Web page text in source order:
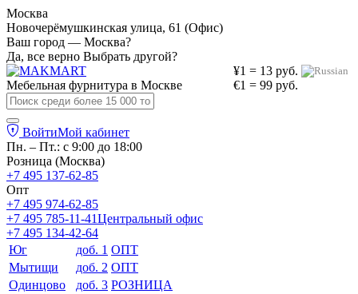
Москва
Новочерёмушкинская улица, 61 (Офис)
Ваш город — Москва?
Да, все верно Выбрать другой?
¥1 = 13 руб.
€1 = 99 руб.
Мебельная фурнитура в Москве
ВойтиМой кабинет
Пн. – Пт.: с 9:00 до 18:00
Розница (Москва)
+7 495 137-62-85
Опт
+7 495 974-62-85
+7 495 785-11-41Центральный офис
+7 495 134-42-64
Юг
доб. 1 ОПТ
Мытищи
доб. 2 ОПТ
Одинцово
доб. 3 РОЗНИЦА